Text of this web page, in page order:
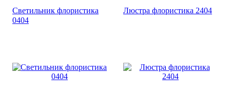
Светильник флористика
0404
Люстра флористика 2404